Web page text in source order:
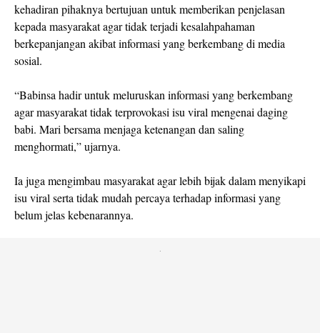
kehadiran pihaknya bertujuan untuk memberikan penjelasan
kepada masyarakat agar tidak terjadi kesalahpahaman
berkepanjangan akibat informasi yang berkembang di media
sosial.
“Babinsa hadir untuk meluruskan informasi yang berkembang
agar masyarakat tidak terprovokasi isu viral mengenai daging
babi. Mari bersama menjaga ketenangan dan saling
menghormati,” ujarnya.
Ia juga mengimbau masyarakat agar lebih bijak dalam menyikapi
isu viral serta tidak mudah percaya terhadap informasi yang
belum jelas kebenarannya.